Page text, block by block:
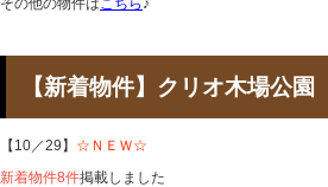
その他の物件はこちら ♪
【新着物件】クリオ木場
【10／29】 ☆ＮＥＷ☆
新着物件8件掲載しました